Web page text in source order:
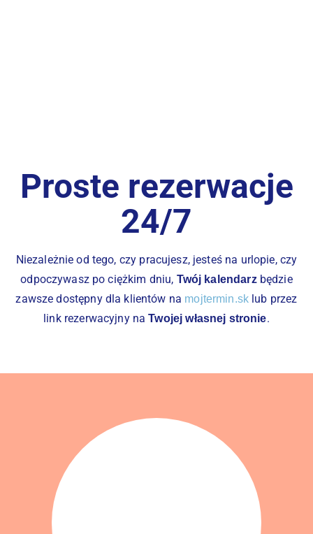
Proste rezerwacje
24/7
Niezależnie od tego, czy pracujesz, jesteś na urlopie, czy
odpoczywasz po ciężkim dniu, Twój kalendarzbędzie
zawsze dostępny dla klientów na mojtermin.sk lub przez
link rezerwacyjny naTwojej własnej stronie.